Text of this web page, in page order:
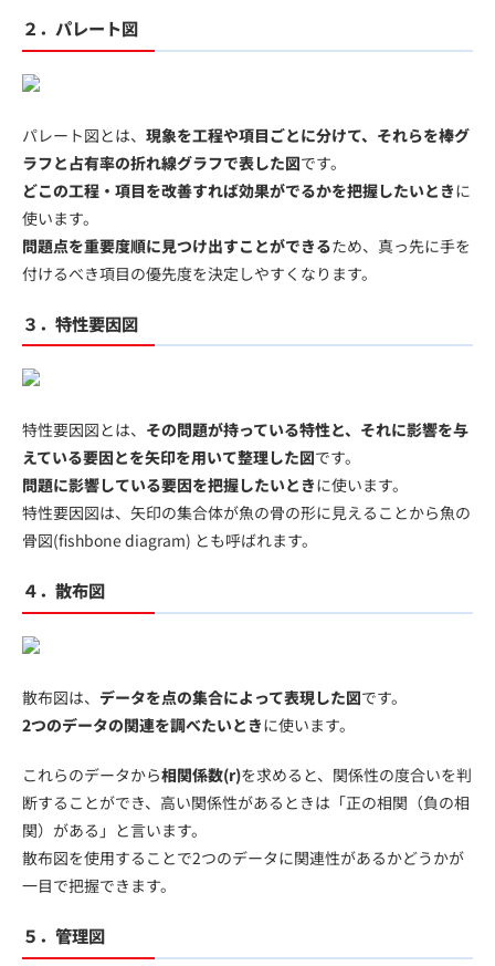
２．パレート図
パレート図とは、 現象を工程や項目ごとに分けて、それらを棒グ
ラフと占有率の折れ線グラフで表した図です。
どこの工程・項目を改善すれば効果がでるかを把握したいときに
使います。
問題点を重要度順に見つけ出すことができるため、真っ先に手を
付けるべき項目の優先度を決定しやすくなります。
３．特性要因図
特性要因図とは、 その問題が持っている特性と、それに影響を与
えている要因とを矢印を用いて整理した図です。
問題に影響している要因を把握したいときに使います。
特性要因図は、矢印の集合体が魚の骨の形に見えることから魚の
骨図(fishbone diagram) とも呼ばれます。
４．散布図
散布図は、 データを点の集合によって表現した図です。
2つのデータの関連を調べたいときに使います。
これらのデータから相関係数(r)を求めると、関係性の度合いを判
断することができ、高い関係性があるときは「正の相関（負の相
関）がある」と言います。
散布図を使用することで2つのデータに関連性があるかどうかが
一目で把握できます。
５．管理図